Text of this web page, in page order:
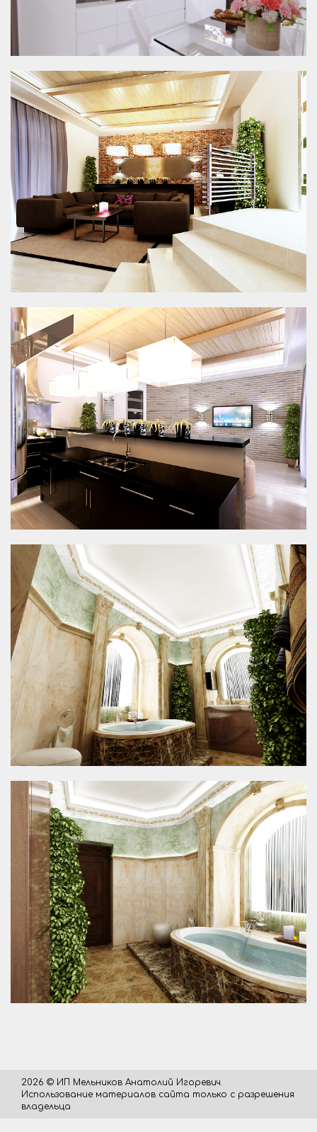
2026 © ИП Мельников Анатолий Игоревич.
Использование материалов сайта только с разрешения
владельца